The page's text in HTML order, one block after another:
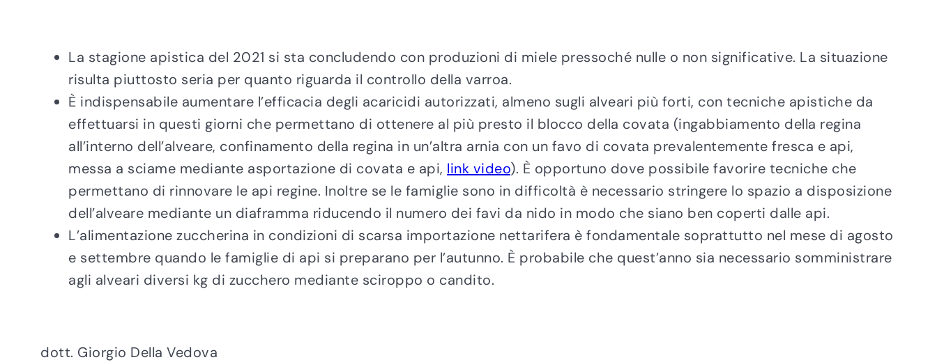
La stagione apistica del 2021 si sta concludendo con produzioni di miele pressoché nulle o non significative. La situazione
risulta piuttosto seria per quanto riguarda il controllo della varroa.
È indispensabile aumentare l’efficacia degli acaricidi autorizzati, almeno sugli alveari più forti, con tecniche apistiche da
effettuarsi in questi giorni che permettano di ottenere al più presto il blocco della covata (ingabbiamento della regina
all’interno dell’alveare, confinamento della regina in un’altra arnia con un favo di covata prevalentemente fresca e api,
messa a sciame mediante asportazione di covata e api, link video). È opportuno dove possibile favorire tecniche che
permettano di rinnovare le api regine. Inoltre se le famiglie sono in difficoltà è necessario stringere lo spazio a disposizione
dell’alveare mediante un diaframma riducendo il numero dei favi da nido in modo che siano ben coperti dalle api.
L’alimentazione zuccherina in condizioni di scarsa importazione nettarifera è fondamentale soprattutto nel mese di agosto
e settembre quando le famiglie di api si preparano per l’autunno. È probabile che quest’anno sia necessario somministrare
agli alveari diversi kg di zucchero mediante sciroppo o candito.
dott. Giorgio Della Vedova